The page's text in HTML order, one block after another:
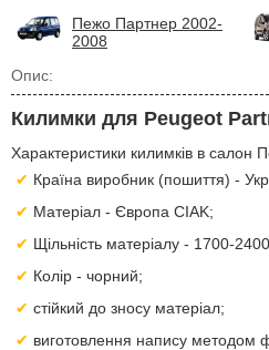
Пежо Партнер 2002-
2008
Опис:
Килимки для Peugeot
Характеристики килимків в салон
Країна виробник (пошиття) -
Матеріал - Європа CIAK;
Щільність матеріалу - 1700-
Колір - чорний;
стійкий до зносу матеріал;
виготовлення напису методом